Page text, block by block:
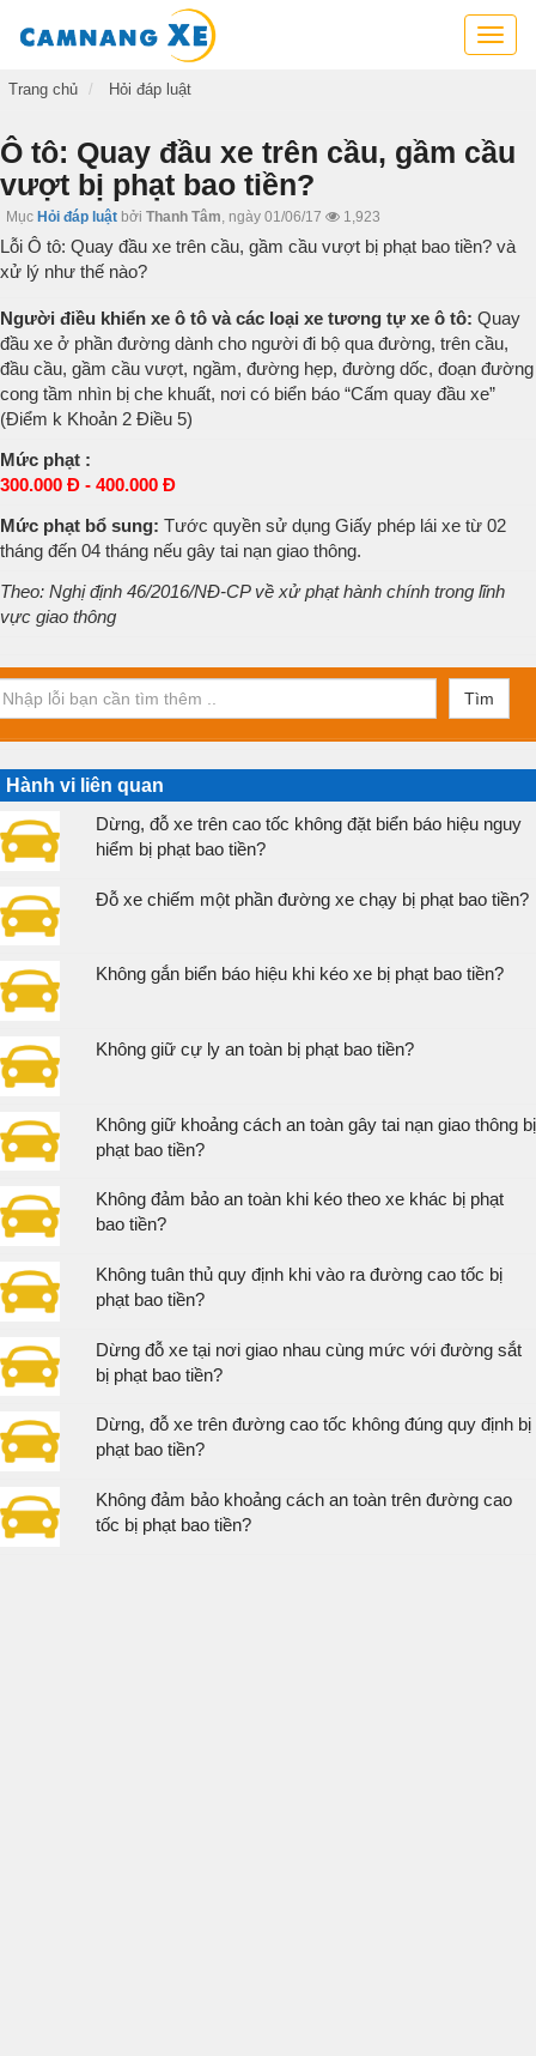
Cẩm
cứu
thông
kỹ
xe
Trang chủ Hỏi đáp luật
Ô tô: Quay đầu xe trên cầu, gầm cầu
vượt bị phạt bao tiền?
Mục Hỏi đáp luật bởi Thanh Tâm, ngày 01/06/17 1,923
Lỗi Ô tô: Quay đầu xe trên cầu, gầm cầu vượt bị phạt bao tiền? và
xử lý như thế nào?
Người điều khiển xe ô tô và các loại xe tương tự xe ô tô: Quay
đầu xe ở phần đường dành cho người đi bộ qua đường, trên cầu,
đầu cầu, gầm cầu vượt, ngầm, đường hẹp, đường dốc, đoạn đường
cong tầm nhìn bị che khuất, nơi có biển báo “Cấm quay đầu xe”
(Điểm k Khoản 2 Điều 5)
Mức phạt :
300.000 Đ - 400.000 Đ
Mức phạt bổ sung: Tước quyền sử dụng Giấy phép lái xe từ 02
tháng đến 04 tháng nếu gây tai nạn giao thông.
Theo: Nghị định 46/2016/NĐ-CP về xử phạt hành chính trong lĩnh
vực giao thông
Tìm
Hành vi liên quan
Dừng, đỗ xe trên cao tốc không đặt biển báo hiệu nguy
hiểm bị phạt bao tiền?
Đỗ xe chiếm một phần đường xe chạy bị phạt bao tiền?
Không gắn biển báo hiệu khi kéo xe bị phạt bao tiền?
Không giữ cự ly an toàn bị phạt bao tiền?
Không giữ khoảng cách an toàn gây tai nạn giao thông bị
phạt bao tiền?
Không đảm bảo an toàn khi kéo theo xe khác bị phạt
bao tiền?
Không tuân thủ quy định khi vào ra đường cao tốc bị
phạt bao tiền?
Dừng đỗ xe tại nơi giao nhau cùng mức với đường sắt
bị phạt bao tiền?
Dừng, đỗ xe trên đường cao tốc không đúng quy định bị
phạt bao tiền?
Không đảm bảo khoảng cách an toàn trên đường cao
tốc bị phạt bao tiền?